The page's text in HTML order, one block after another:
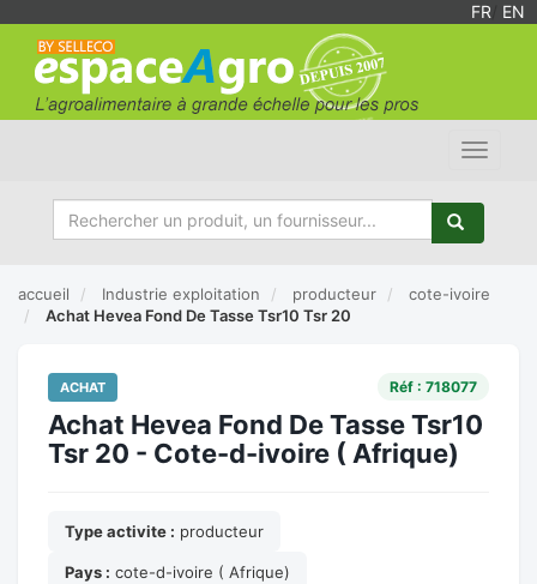
FR EN
Toggle
accueil Industrie exploitation producteur
cote-ivoire
Achat Hevea Fond De Tasse Tsr10 Tsr 20
ACHAT Réf : 718077
Achat Hevea Fond De Tasse Tsr10
Tsr 20 - Cote-d-ivoire ( Afrique)
Type activite : producteur
Pays : cote-d-ivoire ( Afrique)